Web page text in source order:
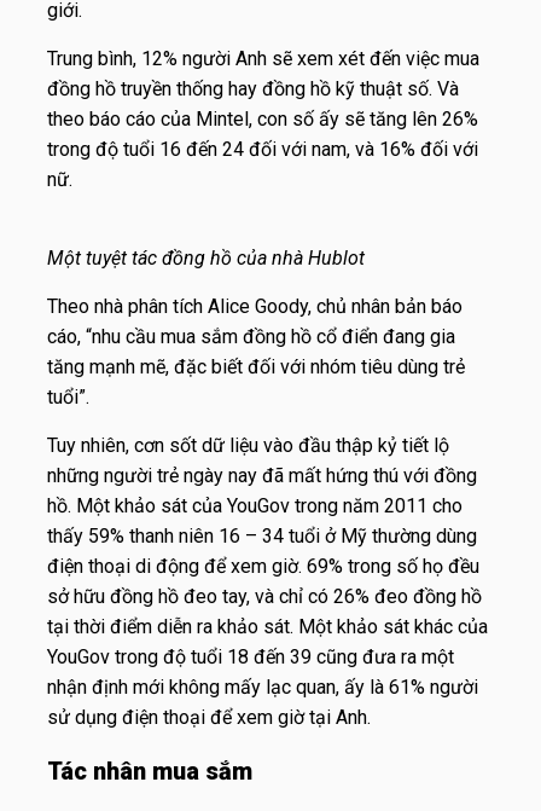
giới.
Trung bình, 12% người Anh sẽ xem xét đến việc mua
đồng hồ truyền thống hay đồng hồ kỹ thuật số. Và
theo báo cáo của Mintel, con số ấy sẽ tăng lên 26%
trong độ tuổi 16 đến 24 đối với nam, và 16% đối với
nữ.
Một tuyệt tác đồng hồ của nhà Hublot
Theo nhà phân tích Alice Goody, chủ nhân bản báo
cáo, “nhu cầu mua sắm đồng hồ cổ điển đang gia
tăng mạnh mẽ, đặc biết đối với nhóm tiêu dùng trẻ
tuổi”.
Tuy nhiên, cơn sốt dữ liệu vào đầu thập kỷ tiết lộ
những người trẻ ngày nay đã mất hứng thú với đồng
hồ. Một khảo sát của YouGov trong năm 2011 cho
thấy 59% thanh niên 16 – 34 tuổi ở Mỹ thường dùng
điện thoại di động để xem giờ. 69% trong số họ đều
sở hữu đồng hồ đeo tay, và chỉ có 26% đeo đồng hồ
tại thời điểm diễn ra khảo sát. Một khảo sát khác của
YouGov trong độ tuổi 18 đến 39 cũng đưa ra một
nhận định mới không mấy lạc quan, ấy là 61% người
sử dụng điện thoại để xem giờ tại Anh.
Tác nhân mua sắm